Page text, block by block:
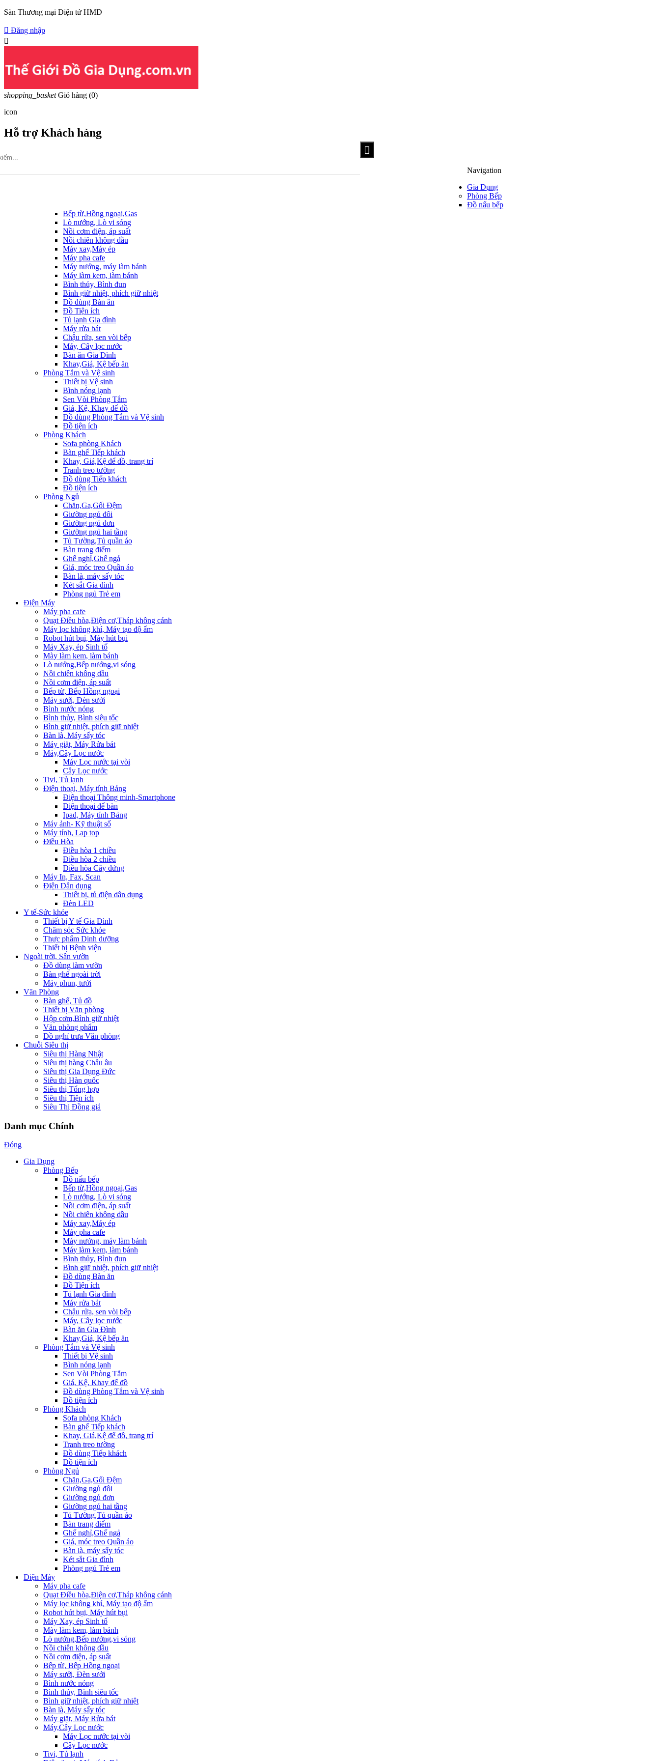
Sàn Thương mại Điện tử HMD
 Đăng nhập

shopping_basket Giỏ hàng (0)
icon
Hỗ trợ Khách hàng
Hotline: 09317.456.44
Navigation
Gia Dụng
Phòng Bếp
Đồ nấu bếp
Bếp từ,Hồng ngoại,Gas
Lò nướng, Lò vi sóng
Nồi cơm điện, áp suất
Nồi chiên không dầu
Máy xay,Máy ép
Máy pha cafe
Máy nướng, máy làm bánh
Máy làm kem, làm bánh
Bình thủy, Bình đun
Bình giữ nhiệt, phích giữ nhiệt
Đồ dùng Bàn ăn
Đồ Tiện ích
Tủ lạnh Gia đình
Máy rửa bát
Chậu rửa, sen vòi bếp
Máy, Cây lọc nước
Bàn ăn Gia Đình
Khay,Giá, Kệ bếp ăn
Phòng Tắm và Vệ sinh
Thiết bị Vệ sinh
Bình nóng lạnh
Sen Vòi Phòng Tắm
Giá, Kệ, Khay để đồ
Đồ dùng Phòng Tắm và Vệ sinh
Đồ tiện ích
Phòng Khách
Sofa phòng Khách
Bàn ghế Tiếp khách
Khay, Giá,Kệ để đồ, trang trí
Tranh treo tường
Đồ dùng Tiếp khách
Đồ tiện ích
Phòng Ngủ
Chăn,Ga,Gối Đệm
Giường ngủ đôi
Giường ngủ đơn
Giường ngủ hai tầng
Tủ Tường,Tủ quần áo
Bàn trang điểm
Ghế nghỉ,Ghế ngả
Giá, móc treo Quần áo
Bàn là, máy sấy tóc
Két sắt Gia đình
Phòng ngủ Trẻ em
Điện Máy
Máy pha cafe
Quạt Điều hòa,Điện cơ,Tháp không cánh
Máy lọc không khí, Máy tạo độ ẩm
Robot hút bụi, Máy hút bụi
Máy Xay, ép Sinh tố
Mày làm kem, làm bánh
Lò nướng,Bếp nướng,vi sóng
Nồi chiên không dầu
Nồi cơm điện, áp suất
Bếp từ, Bếp Hồng ngoại
Máy sưởi, Đèn sưởi
Bình nước nóng
Bình thủy, Bình siêu tốc
Bình giữ nhiệt, phích giữ nhiệt
Bàn là, Máy sấy tóc
Máy giặt, Máy Rửa bát
Máy,Cây Lọc nước
Máy Lọc nước tại vòi
Cây Lọc nước
Tivi, Tủ lạnh
Điện thoại, Máy tính Bảng
Điện thoại Thông minh-Smartphone
Điện thoại để bàn
Ipad, Máy tính Bảng
Máy ảnh- Kỹ thuật số
Máy tính, Lap top
Điều Hòa
Điều hòa 1 chiều
Điều hòa 2 chiều
Điều hòa Cây đứng
Máy In, Fax, Scan
Điện Dân dụng
Thiết bị, tủ điện dân dụng
Đèn LED
Y tế-Sức khỏe
Thiết bị Y tế Gia Đình
Chăm sóc Sức khỏe
Thực phẩm Dinh dưỡng
Thiết bị Bệnh viện
Ngoài trời, Sân vườn
Đồ dùng làm vườn
Bàn ghế ngoài trời
Máy phun, tưới
Văn Phòng
Bàn ghế, Tủ đồ
Thiết bị Văn phòng
Hộp cơm,Bình giữ nhiệt
Văn phòng phẩm
Đồ nghỉ trưa Văn phòng
Chuỗi Siêu thị
Siêu thị Hàng Nhật
Siêu thị hàng Châu âu
Siêu thị Gia Dụng Đức
Siêu thị Hàn quốc
Siêu thị Tổng hợp
Siêu thị Tiện ích
Siêu Thị Đồng giá
Danh mục Chính
Đóng
Gia Dụng
Phòng Bếp
Đồ nấu bếp
Bếp từ,Hồng ngoại,Gas
Lò nướng, Lò vi sóng
Nồi cơm điện, áp suất
Nồi chiên không dầu
Máy xay,Máy ép
Máy pha cafe
Máy nướng, máy làm bánh
Máy làm kem, làm bánh
Bình thủy, Bình đun
Bình giữ nhiệt, phích giữ nhiệt
Đồ dùng Bàn ăn
Đồ Tiện ích
Tủ lạnh Gia đình
Máy rửa bát
Chậu rửa, sen vòi bếp
Máy, Cây lọc nước
Bàn ăn Gia Đình
Khay,Giá, Kệ bếp ăn
Phòng Tắm và Vệ sinh
Thiết bị Vệ sinh
Bình nóng lạnh
Sen Vòi Phòng Tắm
Giá, Kệ, Khay để đồ
Đồ dùng Phòng Tắm và Vệ sinh
Đồ tiện ích
Phòng Khách
Sofa phòng Khách
Bàn ghế Tiếp khách
Khay, Giá,Kệ để đồ, trang trí
Tranh treo tường
Đồ dùng Tiếp khách
Đồ tiện ích
Phòng Ngủ
Chăn,Ga,Gối Đệm
Giường ngủ đôi
Giường ngủ đơn
Giường ngủ hai tầng
Tủ Tường,Tủ quần áo
Bàn trang điểm
Ghế nghỉ,Ghế ngả
Giá, móc treo Quần áo
Bàn là, máy sấy tóc
Két sắt Gia đình
Phòng ngủ Trẻ em
Điện Máy
Máy pha cafe
Quạt Điều hòa,Điện cơ,Tháp không cánh
Máy lọc không khí, Máy tạo độ ẩm
Robot hút bụi, Máy hút bụi
Máy Xay, ép Sinh tố
Mày làm kem, làm bánh
Lò nướng,Bếp nướng,vi sóng
Nồi chiên không dầu
Nồi cơm điện, áp suất
Bếp từ, Bếp Hồng ngoại
Máy sưởi, Đèn sưởi
Bình nước nóng
Bình thủy, Bình siêu tốc
Bình giữ nhiệt, phích giữ nhiệt
Bàn là, Máy sấy tóc
Máy giặt, Máy Rửa bát
Máy,Cây Lọc nước
Máy Lọc nước tại vòi
Cây Lọc nước
Tivi, Tủ lạnh